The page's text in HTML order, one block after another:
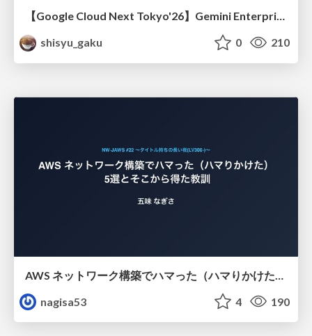
【Google Cloud Next Tokyo'26】Gemini Enterprise と Oracle AI Database で実現する、 業務データ活用を実現する AI エージェント実装
shisyu_gaku
0 210
nagisa53
4 190